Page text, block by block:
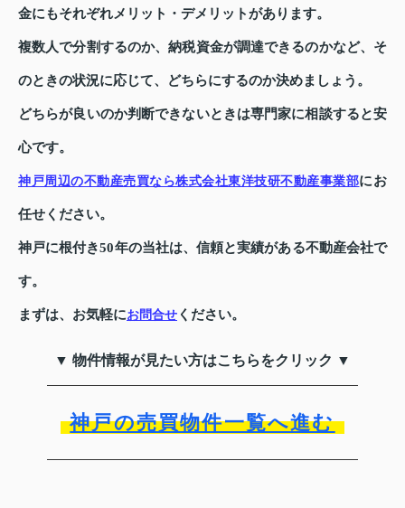
金にもそれぞれメリット・デメリットがあります。
複数人で分割するのか、納税資金が調達できるのかなど、そ
のときの状況に応じて、どちらにするのか決めましょう。
どちらが良いのか判断できないときは専門家に相談すると安
心です。
神戸周辺の不動産売買なら株式会社東洋技研不動産事業部にお
任せください。
神戸に根付き50年の当社は、信頼と実績がある不動産会社で
す。
まずは、お気軽にお問合せ ください。
▼ 物件情報が見たい方はこちらをクリック ▼
神戸の売買物件一覧へ進む